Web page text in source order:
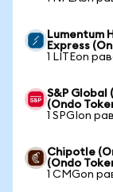
Lumentum
Express
1 LITEon
S&P Global
(Ondo
1 SPGIon
Chipotle
(Ondo
1 CMGon